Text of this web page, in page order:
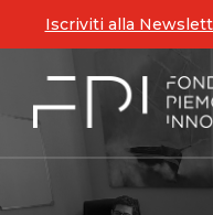
Iscriviti alla